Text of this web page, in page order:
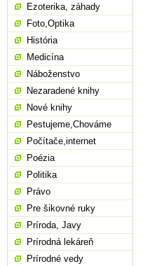
Ezoterika, záhady
Foto,Optika
História
Medicína
Náboženstvo
Nezaradené knihy
Nové knihy
Pestujeme,Chováme
Počítače,internet
Poézia
Politika
Právo
Pre šikovné ruky
Príroda, Javy
Prírodná lekáreň
Prírodné vedy